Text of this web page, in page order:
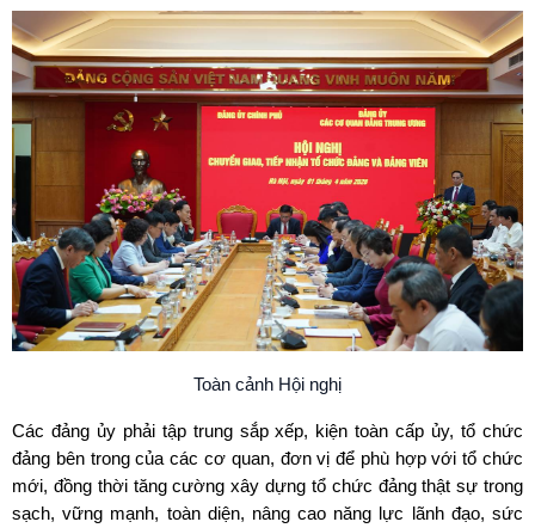
Toàn cảnh Hội nghị
Các đảng ủy phải tập trung sắp xếp, kiện toàn cấp ủy, tổ chức
đảng bên trong của các cơ quan, đơn vị để phù hợp với tổ chức
mới, đồng thời tăng cường xây dựng tổ chức đảng thật sự trong
sạch, vững mạnh, toàn diện, nâng cao năng lực lãnh đạo, sức